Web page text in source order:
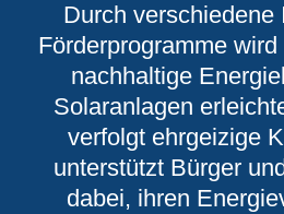
Durch verschiedene
Förderprogramme
nachhaltige
Solaranlagen
verfolgt ehrgeizige
unterstützt Bürger
dabei, ihren